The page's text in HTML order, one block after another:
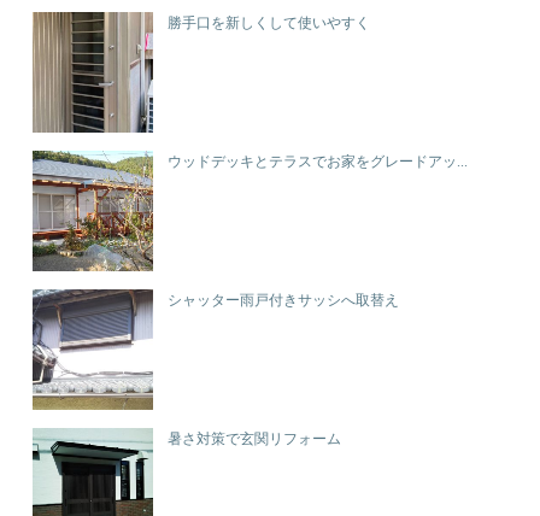
勝手口を新しくして使いやすく
ウッドデッキとテラスでお家をグレードアッ...
シャッター雨戸付きサッシへ取替え
暑さ対策で玄関リフォーム